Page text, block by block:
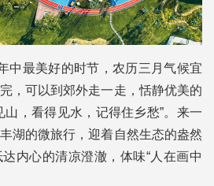
中最美好的时节，农历三月气候宜
，可以到郊外走一走，恬静优美的
山，看得见水，记得住乡愁”。来一
湖的微旅行，迎着自然生态的盎然
内心的清凉澄澈，体味“人在画中